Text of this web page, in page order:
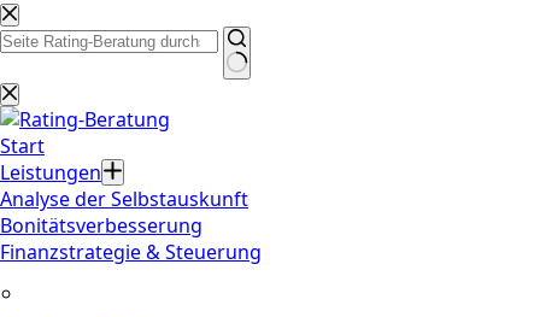
Zum
Inhalt
Keine
Ergebnisse
Start
Leistungen
Analyse der Selbstauskunft
Bonitätsverbesserung
Finanzstrategie & Steuerung